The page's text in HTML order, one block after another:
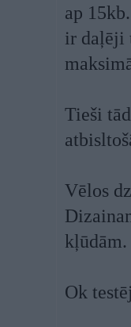
ap
ir daļēji
Tieši
Vēlos
kļūdām.
Ok